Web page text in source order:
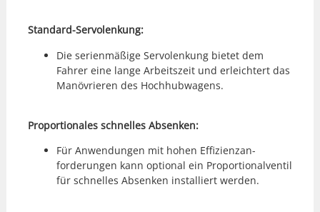
Stan­dard-Ser­v­olenkung:
Die serien­mäßige Ser­v­olenkung bietet dem
Fahrer eine lange Arbeit­szeit und erle­ichtert das
Manövri­eren des Hochhub­wa­gens.
Pro­por­tionales schnelles Absenken:
Für Anwen­dun­gen mit hohen Effizien­zan­
forderun­gen kann option­al ein Pro­por­tion­al­ven­til
für schnelles Absenken instal­liert wer­den.